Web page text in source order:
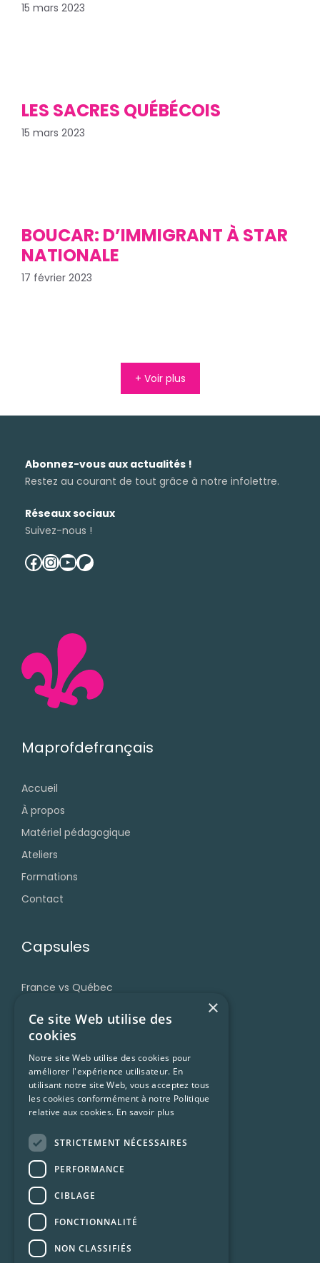
15 mars 2023
LES SACRES QUÉBÉCOIS
15 mars 2023
BOUCAR: D’IMMIGRANT À STAR
NATIONALE
17 février 2023
+ Voir plus
Abonnez-vous aux actualités !
Restez au courant de tout grâce à notre infolettre.
Réseaux sociaux
Suivez-nous !
facebook
instagram
youtube
patreon
Maprofdefrançais
Accueil
À propos
Matériel pédagogique
Ateliers
Formations
Contact
Capsules
France vs Québec
Accent et prononciation
Vocabulaire et expressions
Trucs et ressources
Francophonie
Ressources
Conditions d’utilisation
Confidentialité
Foire aux questions (FAQ)
×
Ce site Web utilise des
cookies
Notre site Web utilise des cookies pour
améliorer l'expérience utilisateur. En
utilisant notre site Web, vous acceptez tous
les cookies conformément à notre Politique
relative aux cookies. En savoir plus
STRICTEMENT NÉCESSAIRES
PERFORMANCE
CIBLAGE
FONCTIONNALITÉ
NON CLASSIFIÉS